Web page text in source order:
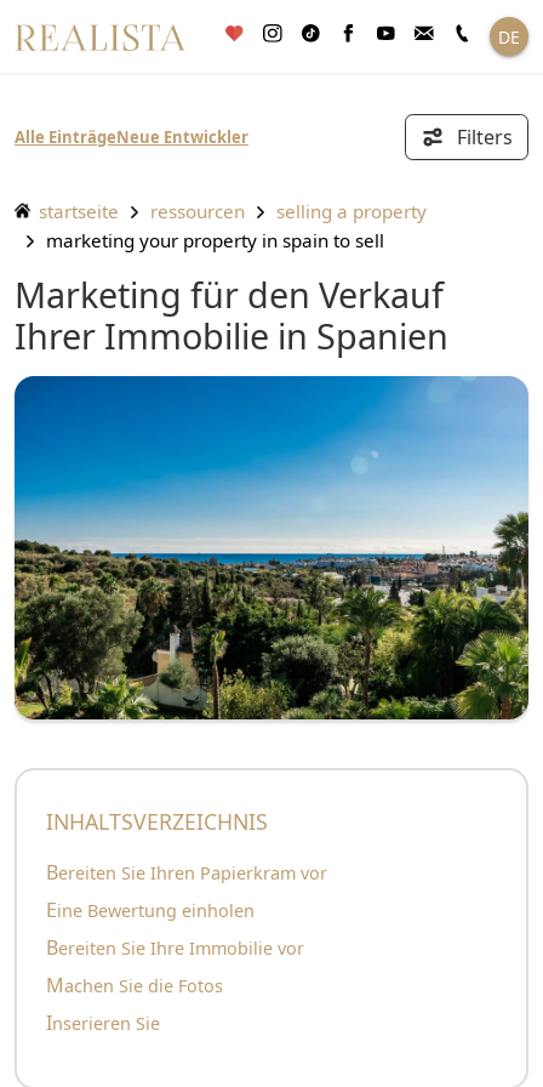
Inhalt
DE
Alle Einträge Neue Entwickler Filters
startseite ressourcen
selling a property
marketing your property in spain to sell
Marketing für den Verkauf
Ihrer Immobilie in Spanien
INHALTSVERZEICHNIS
Bereiten Sie Ihren Papierkram vor
Eine Bewertung einholen
Bereiten Sie Ihre Immobilie vor
Machen Sie die Fotos
Inserieren Sie